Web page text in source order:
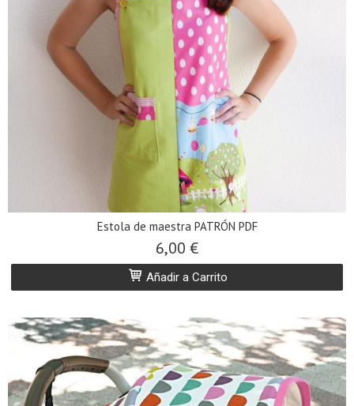
Estola de maestra PATRÓN PDF
6,00 €
Añadir a Carrito